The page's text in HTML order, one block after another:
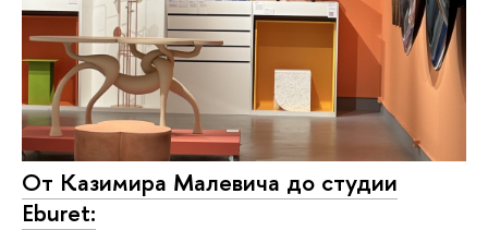
От Казимира Малевича до студии
Eburet: